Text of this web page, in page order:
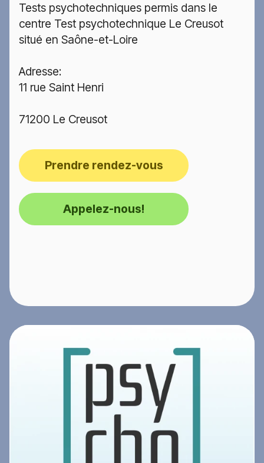
Tests psychotechniques permis dans le
centre Test psychotechnique Le Creusot
situé en Saône-et-Loire
Adresse:
11 rue Saint Henri
71200 Le Creusot
Prendre rendez-vous
Appelez-nous!